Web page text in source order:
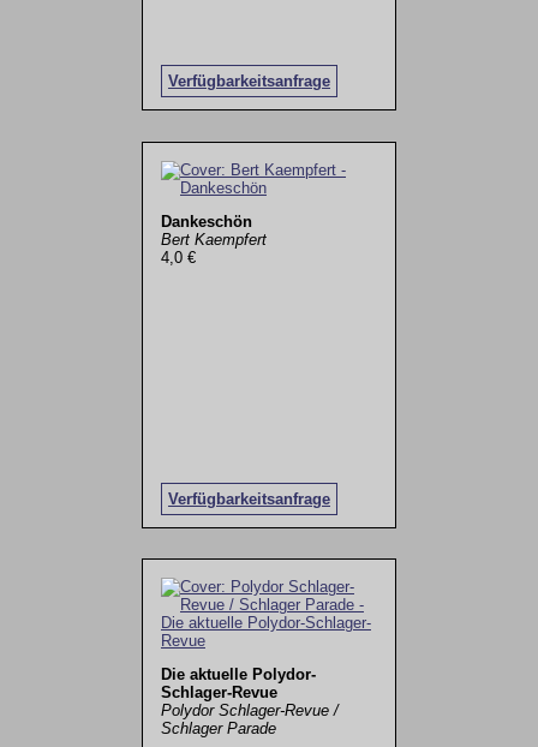
Verfügbarkeitsanfrage
Dankeschön
Bert Kaempfert
4,0 €
Verfügbarkeitsanfrage
Die aktuelle Polydor-
Schlager-Revue
Polydor Schlager-Revue /
Schlager Parade